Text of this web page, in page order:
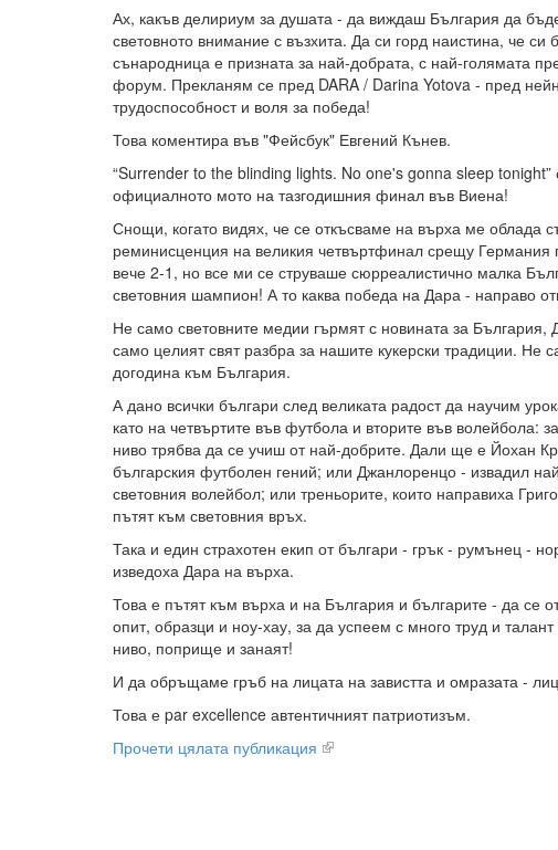
Ах, какъв делириум за душата - да виждаш България да
световното внимание с възхита. Да си горд наистина, че си
сънародница е призната за най-добрата, с най-голямата
форум. Прекланям се пред DARA / Darina Yotova - пред
трудоспособност и воля за победа!
Това коментира във "Фейсбук" Евгений Кънев.
“Surrender to the blinding lights. No one's gonna sleep
официалното мото на тазгодишния финал във Виена!
Снощи, когато видях, че се откъсваме на върха ме облада
реминисценция на великия четвъртфинал срещу Германия
вече 2-1, но все ми се струваше сюрреалистично малка
световния шампион! А то каква победа на Дара - направо
Не само световните медии гърмят с новината за България,
само целият свят разбра за нашите кукерски традиции. Не
догодина към България.
А дано всички българи след великата радост да научим
като на четвъртите във футбола и вторите във волейбола:
ниво трябва да се учиш от най-добрите. Дали ще е Йохан
българския футболен гений; или Джанлоренцо - извадил
световния волейбол; или треньорите, които направиха
пътят към световния връх.
Така и един страхотен екип от българи - грък - румънец -
изведоха Дара на върха.
Това е пътят към върха и на България и българите - да се
опит, образци и ноу-хау, за да успеем с много труд и
ниво, поприще и занаят!
И да обръщаме гръб на лицата на завистта и омразата -
Това е par excellence автентичният патриотизъм.
Прочети цялата публикация